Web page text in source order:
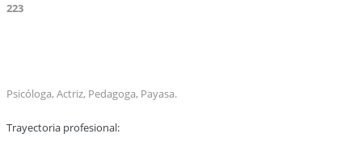
223
Psicóloga, Actriz, Pedagoga, Payasa.
Trayectoria profesional: